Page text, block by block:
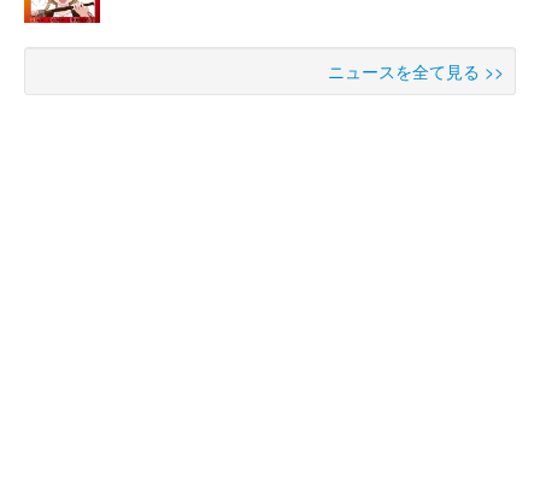
ニュースを全て見る >>